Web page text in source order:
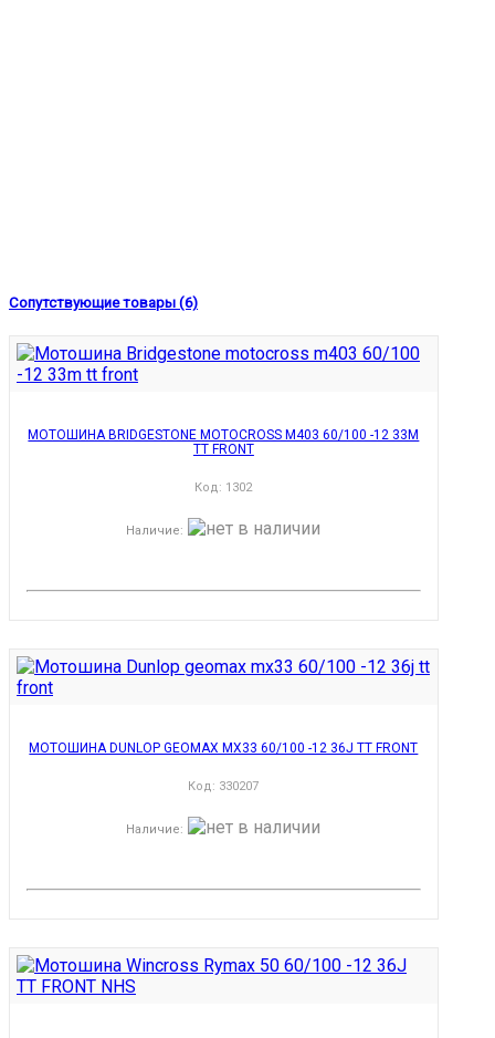
Сопутствующие товары (6)
МОТОШИНА BRIDGESTONE MOTOCROSS M403 60/100 -12 33M
TT FRONT
Код: 1302
Наличие:
МОТОШИНА DUNLOP GEOMAX MX33 60/100 -12 36J TT FRONT
Код: 330207
Наличие: